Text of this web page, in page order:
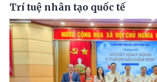
Trí tuệ nhân tạo quốc tế